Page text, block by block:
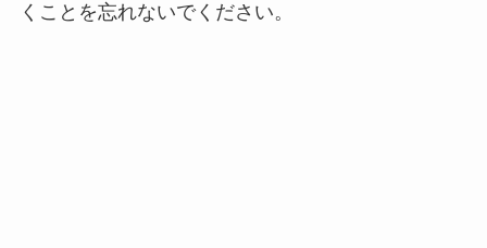
くことを忘れないでください。